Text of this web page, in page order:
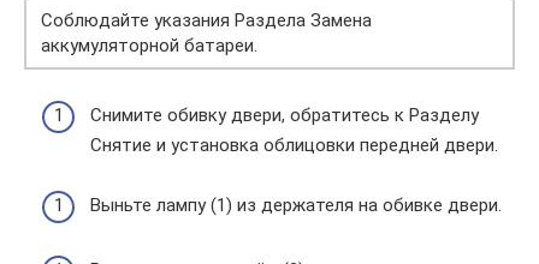
Соблюдайте указания Раздела Замена
аккумуляторной батареи.
Снимите обивку двери, обратитесь к Разделу
Снятие и установка облицовки передней двери.
Выньте лампу (1) из держателя на обивке двери.